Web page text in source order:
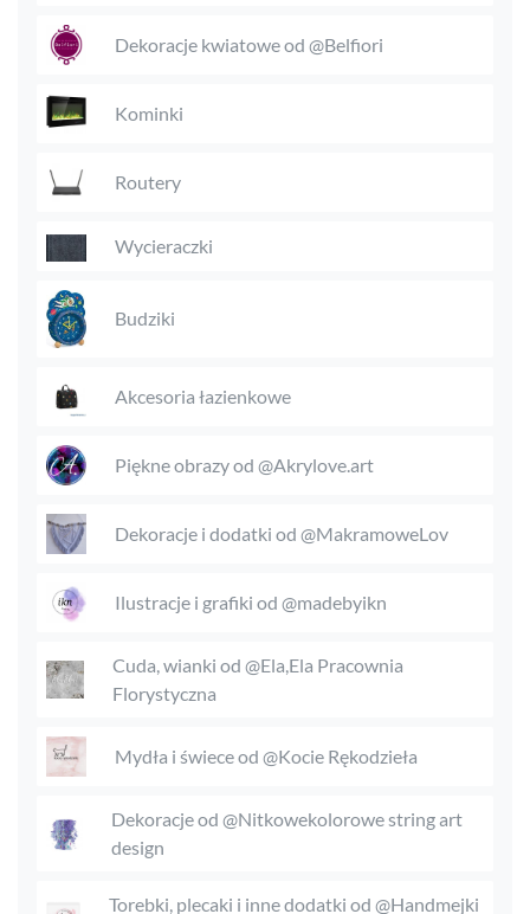
Dekoracje kwiatowe od @Belfiori
Kominki
Routery
Wycieraczki
Budziki
Akcesoria łazienkowe
Piękne obrazy od @Akrylove.art
Dekoracje i dodatki od @MakramoweLov
Ilustracje i grafiki od @madebyikn
Cuda, wianki od @Ela,Ela Pracownia
Florystyczna
Mydła i świece od @Kocie Rękodzieła
Dekoracje od @Nitkowekolorowe string art
design
Torebki, plecaki i inne dodatki od @Handmejki